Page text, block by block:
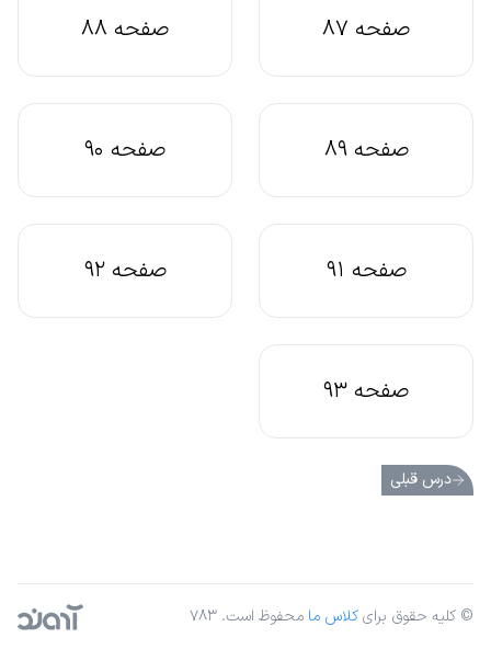
صفحه 87 صفحه 88
صفحه 89 صفحه 90
صفحه 91 صفحه 92
صفحه 93
درس قبلی
© کلیه حقوق برایکلاس ما محفوظ است. ۷۸۳